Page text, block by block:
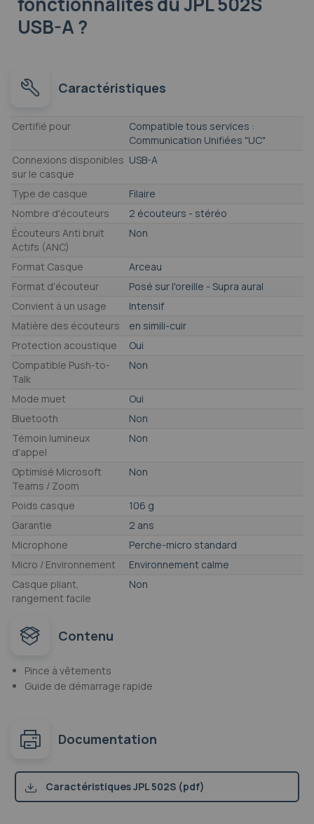
USB-A ?
Caractéristiques
Caractéristiques
Certifié pour
Compatible tous services :
Communication Unifiées "UC"
Connexions disponibles
sur le casque
USB-A
Type de casque
Filaire
Nombre d'écouteurs
2 écouteurs - stéréo
Écouteurs Anti bruit
Actifs (ANC)
Non
Format Casque
Arceau
Format d'écouteur
Posé sur l'oreille - Supra aural
Convient à un usage
Intensif
Matière des écouteurs
en simili-cuir
Protection acoustique
Oui
Compatible Push-to-
Talk
Non
Mode muet
Oui
Bluetooth
Non
Témoin lumineux
d'appel
Non
Optimisé Microsoft
Teams / Zoom
Non
Poids casque
106 g
Garantie
2 ans
Microphone
Perche-micro standard
Micro / Environnement
Environnement calme
Casque pliant,
rangement facile
Non
Contenu
Pince à vêtements
Guide de démarrage rapide
Documentation
Caractéristiques JPL 502S (pdf)